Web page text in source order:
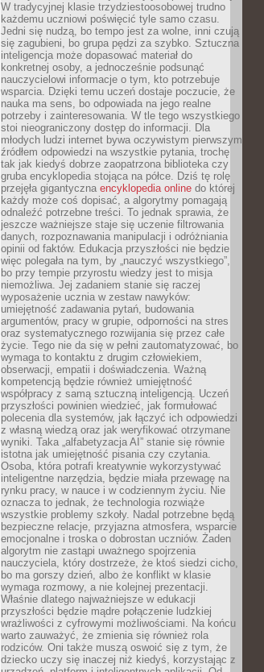
W tradycyjnej klasie trzydziestoosobowej trudno
każdemu uczniowi poświęcić tyle samo czasu.
Jedni się nudzą, bo tempo jest za wolne, inni czują
się zagubieni, bo grupa pędzi za szybko. Sztuczna
inteligencja może dopasować materiał do
konkretnej osoby, a jednocześnie podsunąć
nauczycielowi informacje o tym, kto potrzebuje
wsparcia. Dzięki temu uczeń dostaje poczucie, że
nauka ma sens, bo odpowiada na jego realne
potrzeby i zainteresowania. W tle tego wszystkiego
stoi nieograniczony dostęp do informacji. Dla
młodych ludzi internet bywa oczywistym pierwszym
źródłem odpowiedzi na wszystkie pytania, trochę
tak jak kiedyś dobrze zaopatrzona biblioteka czy
gruba encyklopedia stojąca na półce. Dziś tę rolę
przejęła gigantyczna encyklopedia online do której
każdy może coś dopisać, a algorytmy pomagają
odnaleźć potrzebne treści. To jednak sprawia, że
jeszcze ważniejsze staje się uczenie filtrowania
danych, rozpoznawania manipulacji i odróżniania
opinii od faktów. Edukacja przyszłości nie będzie
więc polegała na tym, by „nauczyć wszystkiego”,
bo przy tempie przyrostu wiedzy jest to misja
niemożliwa. Jej zadaniem stanie się raczej
wyposażenie ucznia w zestaw nawyków:
umiejętność zadawania pytań, budowania
argumentów, pracy w grupie, odporności na stres
oraz systematycznego rozwijania się przez całe
życie. Tego nie da się w pełni zautomatyzować, bo
wymaga to kontaktu z drugim człowiekiem,
obserwacji, empatii i doświadczenia. Ważną
kompetencją będzie również umiejętność
współpracy z samą sztuczną inteligencją. Uczeń
przyszłości powinien wiedzieć, jak formułować
polecenia dla systemów, jak łączyć ich odpowiedzi
z własną wiedzą oraz jak weryfikować otrzymane
wyniki. Taka „alfabetyzacja AI” stanie się równie
istotna jak umiejętność pisania czy czytania.
Osoba, która potrafi kreatywnie wykorzystywać
inteligentne narzędzia, będzie miała przewagę na
rynku pracy, w nauce i w codziennym życiu. Nie
oznacza to jednak, że technologia rozwiąże
wszystkie problemy szkoły. Nadal potrzebne będą
bezpieczne relacje, przyjazna atmosfera, wsparcie
emocjonalne i troska o dobrostan uczniów. Żaden
algorytm nie zastąpi uważnego spojrzenia
nauczyciela, który dostrzeże, że ktoś siedzi cicho,
bo ma gorszy dzień, albo że konflikt w klasie
wymaga rozmowy, a nie kolejnej prezentacji.
Właśnie dlatego najważniejsze w edukacji
przyszłości będzie mądre połączenie ludzkiej
wrażliwości z cyfrowymi możliwościami. Na końcu
warto zauważyć, że zmienia się również rola
rodziców. Oni także muszą oswoić się z tym, że
dziecko uczy się inaczej niż kiedyś, korzystając z